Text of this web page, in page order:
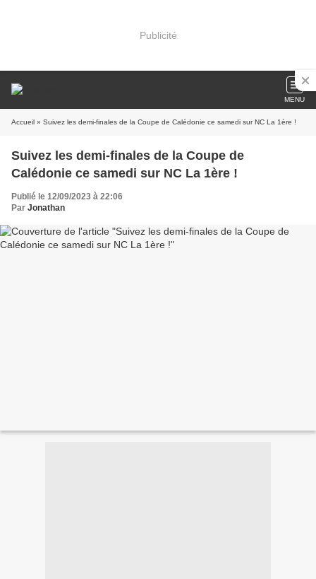
Publicité
MENU
Accueil » Suivez les demi-finales de la Coupe de Calédonie ce samedi sur NC La 1ère !
Suivez les demi-finales de la Coupe de
Calédonie ce samedi sur NC La 1ère !
Publié le 12/09/2023 à 22:06
Par Jonathan